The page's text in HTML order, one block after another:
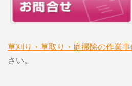
草刈り・草取り・庭掃除の作業事
さい。